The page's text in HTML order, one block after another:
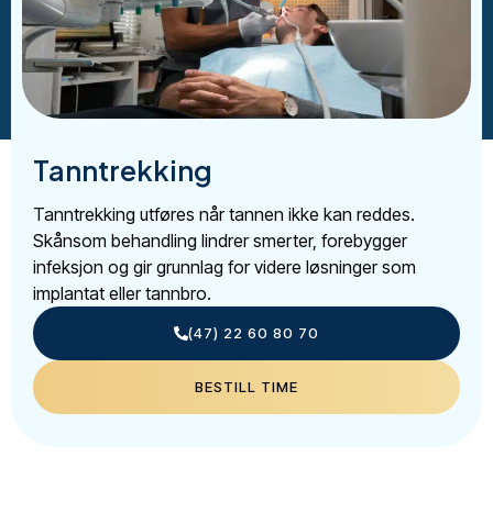
Tanntrekking
Tanntrekking utføres når tannen ikke kan reddes.
Skånsom behandling lindrer smerter, forebygger
infeksjon og gir grunnlag for videre løsninger som
implantat eller tannbro.
(47) 22 60 80 70
BESTILL TIME